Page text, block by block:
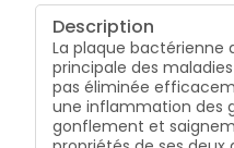
Description
La plaque bactérienne
principale des
pas éliminée
une inflammation des
gonflement et